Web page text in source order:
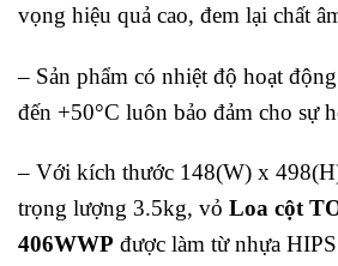
vọng hiệu quả cao, đem lại chất
– Sản phẩm có nhiệt độ hoạt
đến +50°C luôn bảo đảm cho sự
– Với kích thước 148(W) x
trọng lượng 3.5kg, vỏ Loa cột
406WWP được làm từ nhựa